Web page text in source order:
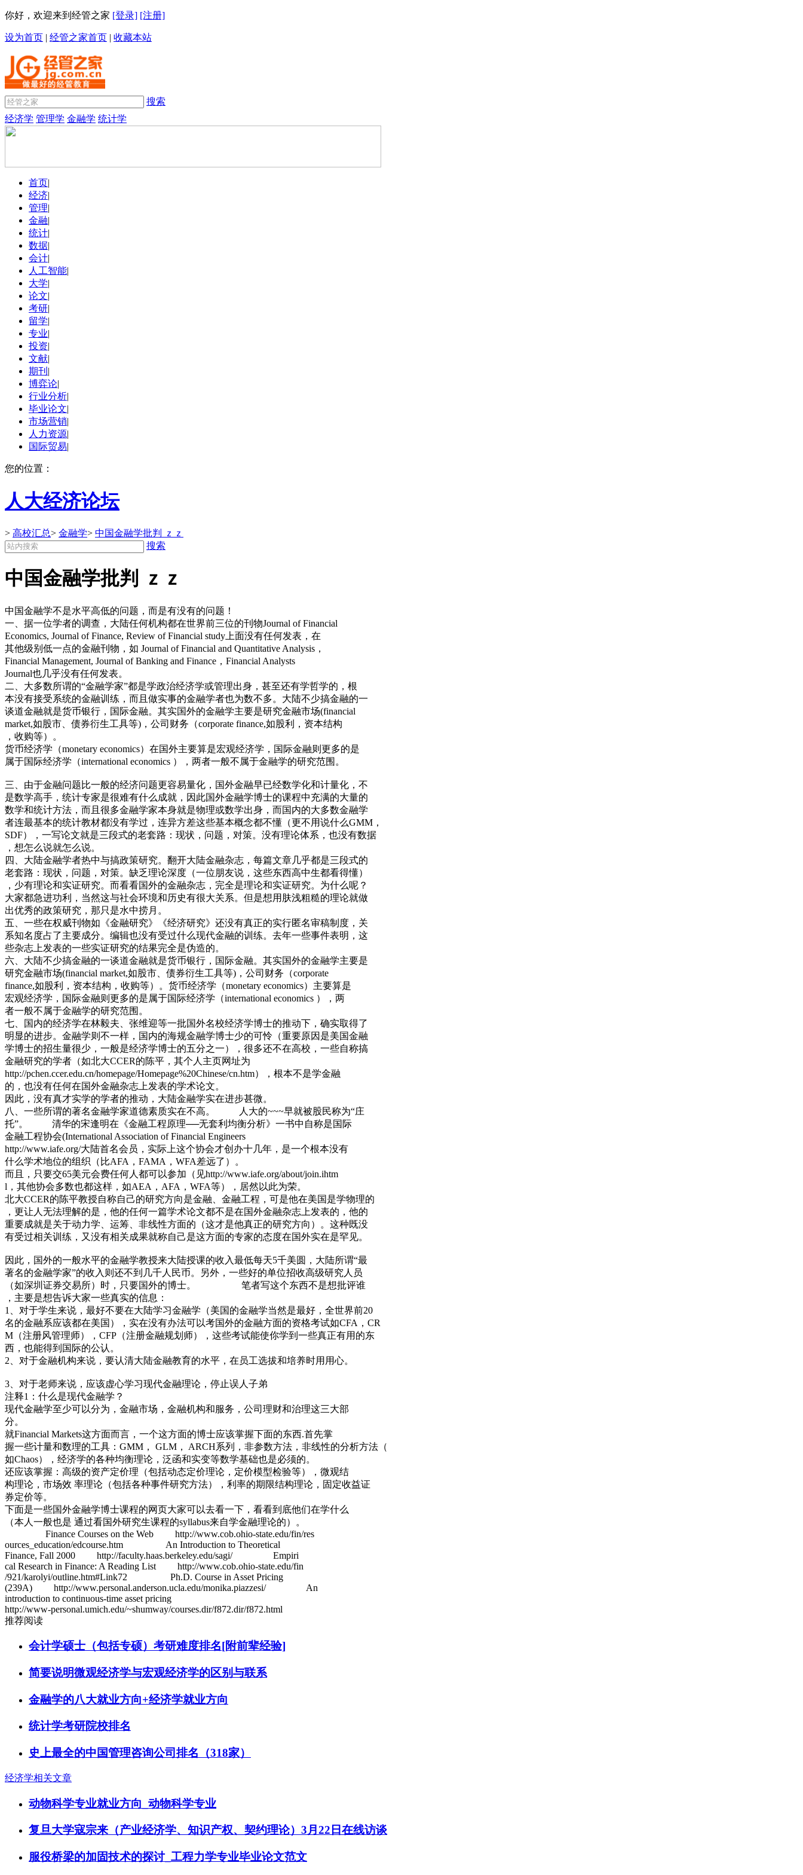
你好，欢迎来到经管之家 [登录] [注册]
设为首页 | 经管之家首页 | 收藏本站
搜索
经济学 管理学 金融学 统计学
首页|
经济|
管理|
金融|
统计|
数据|
会计|
人工智能|
大学|
论文|
考研|
留学|
专业|
投资|
文献|
期刊 |
博弈论|
行业分析|
毕业论文|
市场营销|
人力资源|
国际贸易|
您的位置：
人大经济论坛
> 高校汇总> 金融学> 中国金融学批判 ｚｚ
搜索
中国金融学批判 ｚｚ
中国金融学不是水平高低的问题，而是有没有的问题！
一、据一位学者的调查，大陆任何机构都在世界前三位的刊物Journal of Financial
Economics, Journal of Finance, Review of Financial study上面没有任何发表，在
其他级别低一点的金融刊物，如 Journal of Financial and Quantitative Analysis，
Financial Management, Journal of Banking and Finance，Financial Analysts
Journal也几乎没有任何发表。
二、大多数所谓的“金融学家”都是学政治经济学或管理出身，甚至还有学哲学的，根
本没有接受系统的金融训练，而且做实事的金融学者也为数不多。大陆不少搞金融的一
谈道金融就是货币银行，国际金融。其实国外的金融学主要是研究金融市场(financial
market,如股市、债券衍生工具等)，公司财务（corporate finance,如股利，资本结构
，收购等）。
货币经济学（monetary economics）在国外主要算是宏观经济学，国际金融则更多的是
属于国际经济学（international economics ），两者一般不属于金融学的研究范围。
三、由于金融问题比一般的经济问题更容易量化，国外金融早已经数学化和计量化，不
是数学高手，统计专家是很难有什么成就，因此国外金融学博士的课程中充满的大量的
数学和统计方法，而且很多金融学家本身就是物理或数学出身，而国内的大多数金融学
者连最基本的统计教材都没有学过，连异方差这些基本概念都不懂（更不用说什么GMM，
SDF），一写论文就是三段式的老套路：现状，问题，对策。没有理论体系，也没有数据
，想怎么说就怎么说。
四、大陆金融学者热中与搞政策研究。翻开大陆金融杂志，每篇文章几乎都是三段式的
老套路：现状，问题，对策。缺乏理论深度（一位朋友说，这些东西高中生都看得懂）
，少有理论和实证研究。而看看国外的金融杂志，完全是理论和实证研究。为什么呢？
大家都急进功利，当然这与社会环境和历史有很大关系。但是想用肤浅粗糙的理论就做
出优秀的政策研究，那只是水中捞月。
五、一些在权威刊物如《金融研究》《经济研究》还没有真正的实行匿名审稿制度，关
系知名度占了主要成分。编辑也没有受过什么现代金融的训练。去年一些事件表明，这
些杂志上发表的一些实证研究的结果完全是伪造的。
六、大陆不少搞金融的一谈道金融就是货币银行，国际金融。其实国外的金融学主要是
研究金融市场(financial market,如股市、债券衍生工具等)，公司财务（corporate
finance,如股利，资本结构，收购等）。货币经济学（monetary economics）主要算是
宏观经济学，国际金融则更多的是属于国际经济学（international economics ），两
者一般不属于金融学的研究范围。
七、国内的经济学在林毅夫、张维迎等一批国外名校经济学博士的推动下，确实取得了
明显的进步。金融学则不一样，国内的海规金融学博士少的可怜（重要原因是美国金融
学博士的招生量很少，一般是经济学博士的五分之一），很多还不在高校，一些自称搞
金融研究的学者（如北大CCER的陈平，其个人主页网址为
http://pchen.ccer.edu.cn/homepage/Homepage%20Chinese/cn.htm），根本不是学金融
的，也没有任何在国外金融杂志上发表的学术论文。
因此，没有真才实学的学者的推动，大陆金融学实在进步甚微。
八、一些所谓的著名金融学家道德素质实在不高。 人大的~~~早就被股民称为“庄
托”。 清华的宋逢明在《金融工程原理──无套利均衡分析》一书中自称是国际
金融工程协会(International Association of Financial Engineers
http://www.iafe.org/大陆首名会员，实际上这个协会才创办十几年，是一个根本没有
什么学术地位的组织（比AFA，FAMA，WFA差远了）。
而且，只要交65美元会费任何人都可以参加（见http://www.iafe.org/about/join.ihtm
l，其他协会多数也都这样，如AEA，AFA，WFA等），居然以此为荣。
北大CCER的陈平教授自称自己的研究方向是金融、金融工程，可是他在美国是学物理的
，更让人无法理解的是，他的任何一篇学术论文都不是在国外金融杂志上发表的，他的
重要成就是关于动力学、运筹、非线性方面的（这才是他真正的研究方向）。这种既没
有受过相关训练，又没有相关成果就称自己是这方面的专家的态度在国外实在是罕见。
因此，国外的一般水平的金融学教授来大陆授课的收入最低每天5千美圆，大陆所谓“最
著名的金融学家”的收入则还不到几千人民币。另外，一些好的单位招收高级研究人员
（如深圳证券交易所）时，只要国外的博士。 笔者写这个东西不是想批评谁
，主要是想告诉大家一些真实的信息：
1、对于学生来说，最好不要在大陆学习金融学（美国的金融学当然是最好，全世界前20
名的金融系应该都在美国），实在没有办法可以考国外的金融方面的资格考试如CFA，CR
M（注册风管理师），CFP（注册金融规划师），这些考试能使你学到一些真正有用的东
西，也能得到国际的公认。
2、对于金融机构来说，要认清大陆金融教育的水平，在员工选拔和培养时用用心。
3、对于老师来说，应该虚心学习现代金融理论，停止误人子弟
注释1：什么是现代金融学？
现代金融学至少可以分为，金融市场，金融机构和服务，公司理财和治理这三大部
分。
就Financial Markets这方面而言，一个这方面的博士应该掌握下面的东西.首先掌
握一些计量和数理的工具：GMM， GLM， ARCH系列，非参数方法，非线性的分析方法（
如Chaos），经济学的各种均衡理论，泛函和实变等数学基础也是必须的。
还应该掌握：高级的资产定价理（包括动态定价理论，定价模型检验等），微观结
构理论，市场效 率理论（包括各种事件研究方法），利率的期限结构理论，固定收益证
券定价等。
下面是一些国外金融学博士课程的网页大家可以去看一下，看看到底他们在学什么
（本人一般也是 通过看国外研究生课程的syllabus来自学金融理论的）。
Finance Courses on the Web http://www.cob.ohio-state.edu/fin/res
ources_education/edcourse.htm An Introduction to Theoretical
Finance, Fall 2000 http://faculty.haas.berkeley.edu/sagi/ Empiri
cal Research in Finance: A Reading List http://www.cob.ohio-state.edu/fin
/921/karolyi/outline.htm#Link72 Ph.D. Course in Asset Pricing
(239A) http://www.personal.anderson.ucla.edu/monika.piazzesi/ An
introduction to continuous-time asset pricing
http://www-personal.umich.edu/~shumway/courses.dir/f872.dir/f872.html
推荐阅读
会计学硕士（包括专硕）考研难度排名[附前辈经验]
简要说明微观经济学与宏观经济学的区别与联系
金融学的八大就业方向+经济学就业方向
统计学考研院校排名
史上最全的中国管理咨询公司排名（318家）
经济学相关文章
动物科学专业就业方向_动物科学专业
复旦大学寇宗来（产业经济学、知识产权、契约理论）3月22日在线访谈
服役桥梁的加固技术的探讨_工程力学专业毕业论文范文